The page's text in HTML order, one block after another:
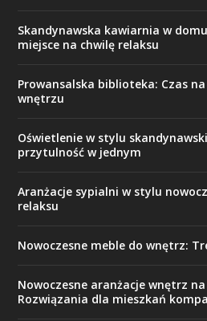
Skandynawska kawiarnia w
miejsce na chwilę relaksu
Prowansalska biblioteka: Czas
wnętrzu
Oświetlenie w stylu
przytulność w jednym
Aranżacje sypialni w stylu
relaksu
Nowoczesne meble do wnętrz:
Nowoczesne aranżacje wnętrz
Rozwiązania dla mieszkań